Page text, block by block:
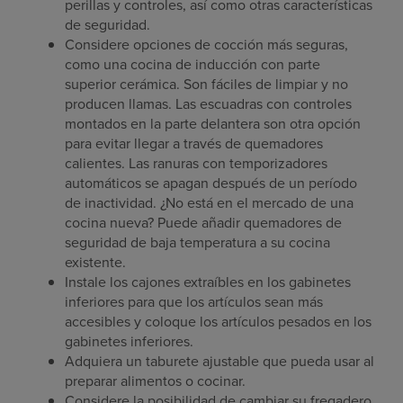
perillas y controles, así como otras características
de seguridad.
Considere opciones de cocción más seguras,
como una cocina de inducción con parte
superior cerámica. Son fáciles de limpiar y no
producen llamas. Las escuadras con controles
montados en la parte delantera son otra opción
para evitar llegar a través de quemadores
calientes. Las ranuras con temporizadores
automáticos se apagan después de un período
de inactividad. ¿No está en el mercado de una
cocina nueva? Puede añadir quemadores de
seguridad de baja temperatura a su cocina
existente.
Instale los cajones extraíbles en los gabinetes
inferiores para que los artículos sean más
accesibles y coloque los artículos pesados en los
gabinetes inferiores.
Adquiera un taburete ajustable que pueda usar al
preparar alimentos o cocinar.